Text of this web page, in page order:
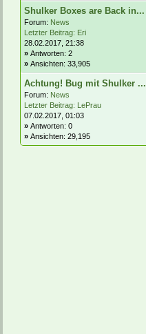
Shulker Boxes are Back in...
Forum: News
Letzter Beitrag: Eri
28.02.2017, 21:38
» Antworten: 2
» Ansichten: 33,905
Achtung! Bug mit Shulker ...
Forum: News
Letzter Beitrag: LePrau
07.02.2017, 01:03
» Antworten: 0
» Ansichten: 29,195